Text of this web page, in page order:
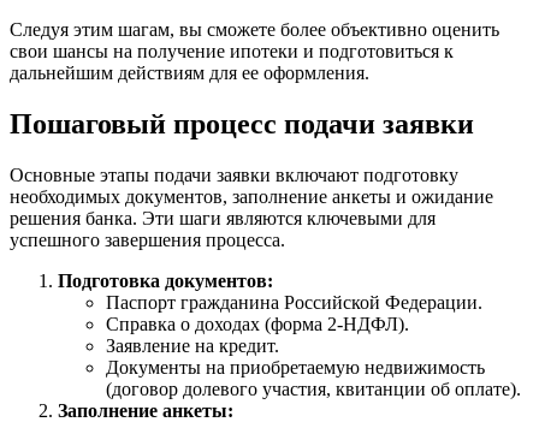
Следуя этим шагам, вы сможете более объективно оценить
свои шансы на получение ипотеки и подготовиться к
дальнейшим действиям для ее оформления.
Пошаговый процесс подачи заявки
Основные этапы подачи заявки включают подготовку
необходимых документов, заполнение анкеты и ожидание
решения банка. Эти шаги являются ключевыми для
успешного завершения процесса.
Подготовка документов:
Паспорт гражданина Российской Федерации.
Справка о доходах (форма 2-НДФЛ).
Заявление на кредит.
Документы на приобретаемую недвижимость
(договор долевого участия, квитанции об оплате).
Заполнение анкеты: